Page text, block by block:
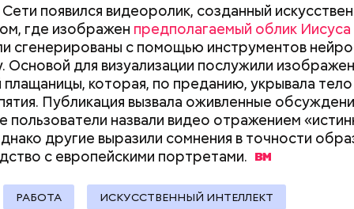
появился видеоролик, созданный
где изображен предполагаемый облик
сгенерированы с помощью инструментов
Основой для визуализации послужили
плащаницы, которая, по преданию, укрывала
Публикация вызвала оживленные
пользователи назвали видео отражением
другие выразили сомнения в точности
с европейскими портретами.
РАБОТА ИСКУССТВЕННЫЙ ИНТЕЛЛЕКТ
Как поменять батареи дома и
не получить штраф
Как получить до
рублей от
трудной
претендовать и
документы